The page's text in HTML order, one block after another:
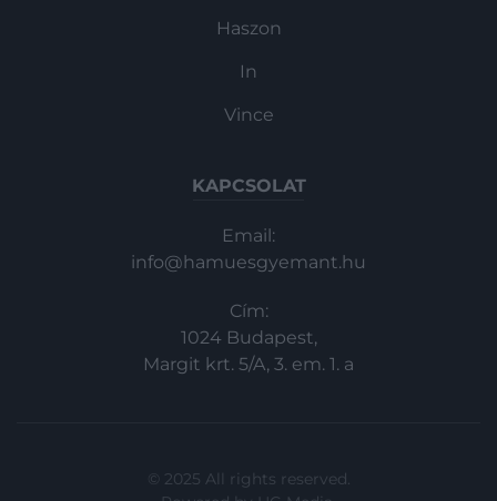
Haszon
In
Vince
KAPCSOLAT
Email:
info@hamuesgyemant.hu
Cím:
1024 Budapest,
Margit krt. 5/A, 3. em. 1. a
© 2025 All rights reserved.